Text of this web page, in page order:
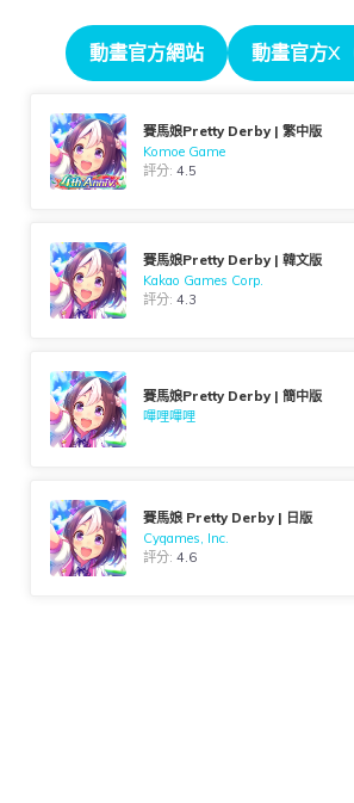
動畫官方網站 動畫官方X
賽馬娘Pretty Derby | 繁中版
Komoe Game
評分:4.5
賽馬娘Pretty Derby | 韓文版
Kakao Games Corp.
評分:4.3
賽馬娘Pretty Derby | 簡中版
嗶哩嗶哩
賽馬娘 Pretty Derby | 日版
Cygames, Inc.
評分:4.6